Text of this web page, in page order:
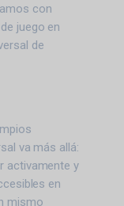
con
juego en
de
va más allá:
activamente y
en
mismo